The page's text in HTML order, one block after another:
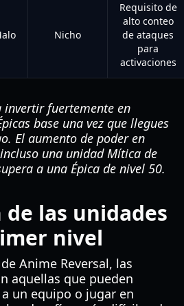
Nicho
Requisito de
alto conteo
de ataques
para
activaciones
invertir fuertemente en
base una vez que llegues
El aumento de poder en
una unidad Mítica de
a una Épica de nivel 50.
de las unidades
nivel
Anime Reversal, las
aquellas que pueden
un equipo o jugar en